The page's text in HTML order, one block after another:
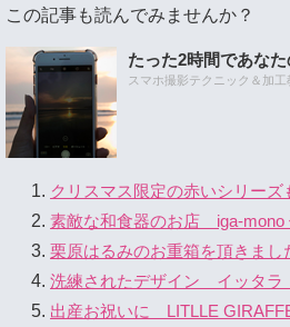
この記事も読んでみませんか？
たった2時間であな
スマホ撮影テクニック＆加
クリスマス限定の赤いシリー
素敵な和食器のお店 iga-
栗原はるみのお重箱を頂きま
洗練されたデザイン イッタラ
出産お祝いに LITLLE